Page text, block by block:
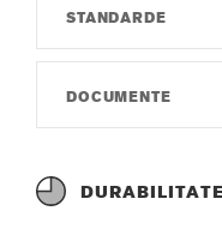
Durabilitate
6
Dexteritate
6
Jojă
Gauge18
STANDARDE
EN 388:2016
EN 407:2004
DOCUMENTE
Instruction of use
DURABILITATE